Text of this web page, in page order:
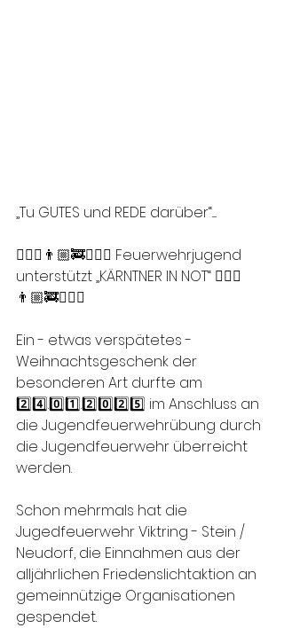
„Tu GUTES und REDE darüber“.....
🙋🏻‍♂️👨🏼‍🚒🙋🏼‍♀️ Feuerwehrjugend
unterstützt „KÄRNTNER IN NOT“ 🙋🏻‍♂️
👨🏼‍🚒🙋🏼‍♀️
Ein - etwas verspätetes -
Weihnachtsgeschenk der
besonderen Art durfte am
2️⃣4️⃣.0️⃣1️⃣.2️⃣0️⃣2️⃣5️⃣ im Anschluss an
die Jugendfeuerwehrübung durch
die Jugendfeuerwehr überreicht
werden.
Schon mehrmals hat die
Jugedfeuerwehr Viktring - Stein /
Neudorf, die Einnahmen aus der
alljährlichen Friedenslichtaktion an
gemeinnützige Organisationen
gespendet.